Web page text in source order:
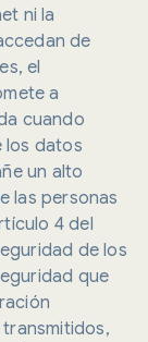
ni la
de
el
a
cuando
los datos
un alto
las personas
4 del
de los
que